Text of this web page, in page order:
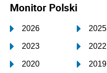
Monitor Polski
2026 2025
2023 2022
2020 2019